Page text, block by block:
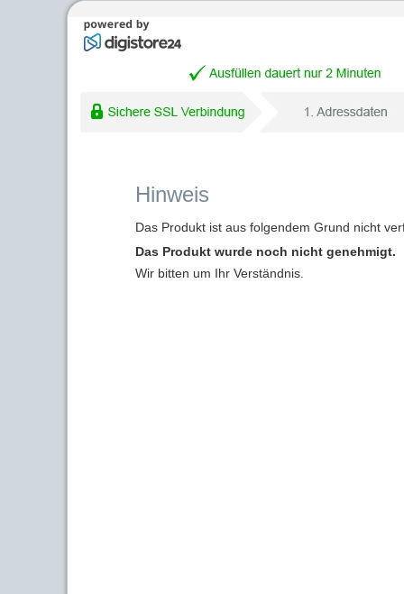
Hinweis
Das Produkt ist aus folgendem Grund nicht
Das Produkt wurde noch nicht genehmigt.
Wir bitten um Ihr Verständnis.